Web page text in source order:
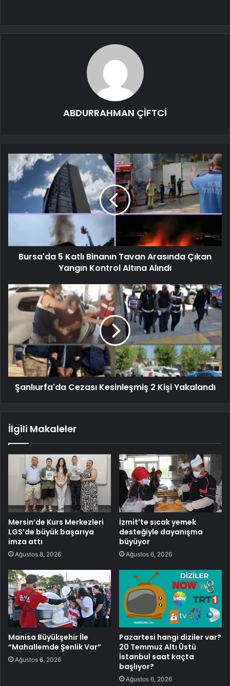
ABDURRAHMAN ÇİFTCİ
Bursa'da 5 Katlı Binanın Tavan Arasında Çıkan
Yangın Kontrol Altına Alındı
Şanlıurfa'da Cezası Kesinleşmiş 2 Kişi Yakalandı
İlgili Makaleler
Mersin’de Kurs Merkezleri
LGS’de büyük başarıya
imza attı
Ağustos 8, 2026
İzmit’te sıcak yemek
desteğiyle dayanışma
büyüyor
Ağustos 6, 2026
Manisa Büyükşehir İle
“Mahallemde Şenlik Var”
Ağustos 6, 2026
Pazartesi hangi diziler var?
20 Temmuz Altı Üstü
İstanbul saat kaçta
başlıyor?
Ağustos 6, 2026